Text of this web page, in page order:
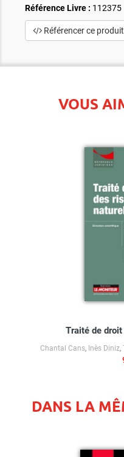
Référence Livre : 112375
Référencer ce
VOUS
Traité de
Chantal Cans, Inès Diniz,
DANS LA